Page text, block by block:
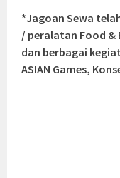
*Jagoan Sewa
/ peralatan Food &
dan berbagai
ASIAN Games,